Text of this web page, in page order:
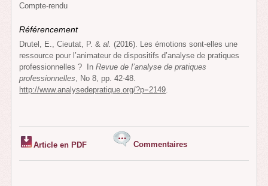
Compte-rendu
Référencement
Drutel, E., Cieutat, P. &al.(2016). Les émotions sont-elles une
ressource pour l’animateur de dispositifs d’analyse de pratiques
professionnelles ? InRevue de l’analyse de pratiques
professionnelles, No 8, pp. 42-48.
http://www.analysedepratique.org/?p=2149.
Article en PDF Commentaires